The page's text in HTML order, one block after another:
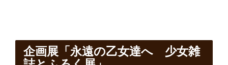
企画展「永遠の乙女達へ 少女雑